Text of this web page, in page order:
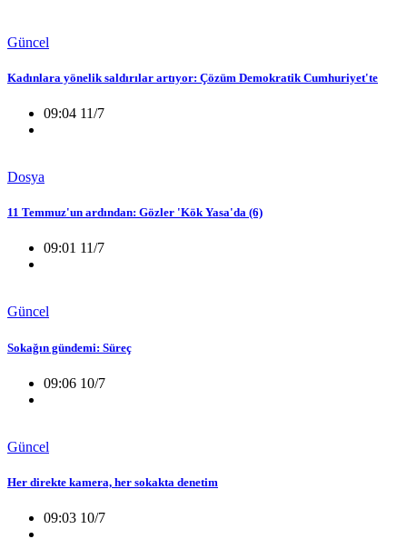
Güncel
Kadınlara yönelik saldırılar artıyor: Çözüm Demokratik Cumhuriyet'te
09:04 11/7
Dosya
11 Temmuz'un ardından: Gözler 'Kök Yasa'da (6)
09:01 11/7
Güncel
Sokağın gündemi: Süreç
09:06 10/7
Güncel
Her direkte kamera, her sokakta denetim
09:03 10/7